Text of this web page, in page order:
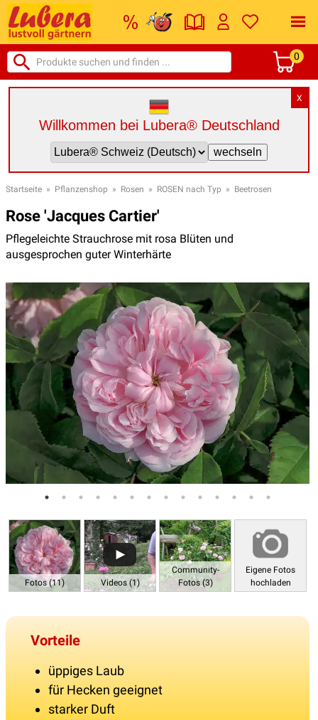
0
X
Willkommen bei Lubera® Deutschland
Startseite » Pflanzenshop » Rosen » ROSEN nach Typ » Beetrosen
Rose 'Jacques Cartier'
Pflegeleichte Strauchrose mit rosa Blüten und
ausgesprochen guter Winterhärte
Fotos (11) Videos (1)
Community-
Fotos (3)
Eigene Fotos
hochladen
Vorteile
üppiges Laub
für Hecken geeignet
starker Duft